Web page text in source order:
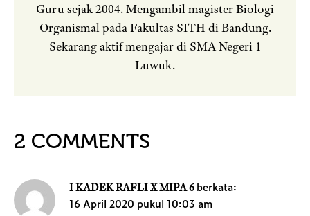
Guru sejak 2004. Mengambil magister Biologi
Organismal pada Fakultas SITH di Bandung.
Sekarang aktif mengajar di SMA Negeri 1
Luwuk.
2 COMMENTS
I KADEK RAFLI X MIPA 6 berkata:
16 April 2020 pukul 10:03 am